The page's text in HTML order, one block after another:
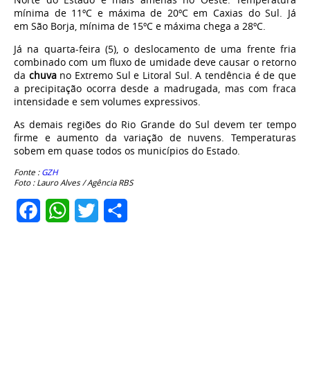
mínima de 11ºC e máxima de 20ºC em Caxias do Sul. Já
em São Borja, mínima de 15ºC e máxima chega a 28ºC.
Já na quarta-feira (5), o deslocamento de uma frente fria
combinado com um fluxo de umidade deve causar o retorno
da chuvano Extremo Sul e Litoral Sul. A tendência é de que
a precipitação ocorra desde a madrugada, mas com fraca
intensidade e sem volumes expressivos.
As demais regiões do Rio Grande do Sul devem ter tempo
firme e aumento da variação de nuvens. Temperaturas
sobem em quase todos os municípios do Estado.
Fonte :GZH
Foto : Lauro Alves / Agência RBS
FacebookWhatsApp
Twitter